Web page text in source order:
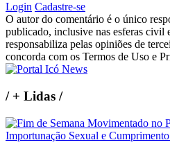
Login Cadastre-se
O autor do comentário é o único
publicado, inclusive nas esferas civil
responsabiliza pelas opiniões de
concorda com os Termos de Uso e
/+ Lidas /